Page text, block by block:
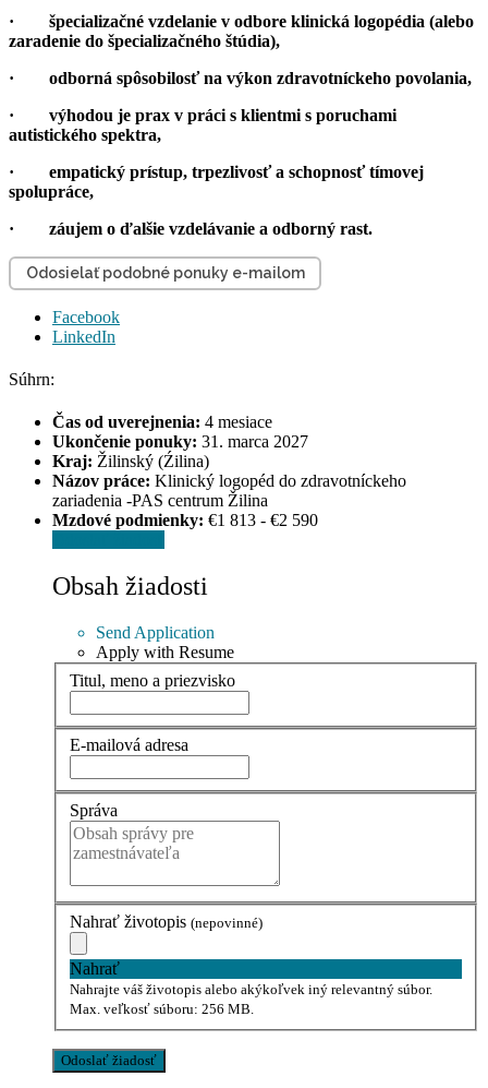
· špecializačné vzdelanie v odbore klinická logopédia (alebo
zaradenie do špecializačného štúdia),
· odborná spôsobilosť na výkon zdravotníckeho povolania,
· výhodou je prax v práci s klientmi s poruchami
autistického spektra,
· empatický prístup, trpezlivosť a schopnosť tímovej
spolupráce,
· záujem o ďalšie vzdelávanie a odborný rast.
Odosielať podobné ponuky e-mailom
Facebook
LinkedIn
Súhrn:
Čas od uverejnenia: 4 mesiace
Ukončenie ponuky: 31. marca 2027
Kraj: Žilinský (Źilina)
Názov práce: Klinický logopéd do zdravotníckeho
zariadenia -PAS centrum Žilina
Mzdové podmienky: €1 813 - €2 590
Obsah žiadosti
Send Application
Apply with Resume
Titul, meno a priezvisko
E-mailová adresa
Správa
Nahrať životopis (nepovinné)
Nahrať
Nahrajte váš životopis alebo akýkoľvek iný relevantný súbor.
Max. veľkosť súboru: 256 MB.